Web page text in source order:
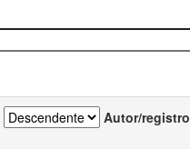
Autor/registro